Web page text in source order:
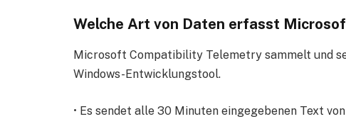
Welche Art von Daten erfasst
Microsoft Compatibility Telemetry sammelt und
Windows-Entwicklungstool.
• Es sendet alle 30 Minuten eingegebenen Text